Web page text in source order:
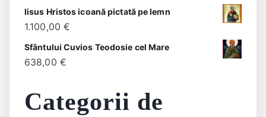
Iisus Hristos icoană pictată pe lemn
1.100,00 €
Sfântului Cuvios Teodosie cel Mare
638,00 €
Categorii de